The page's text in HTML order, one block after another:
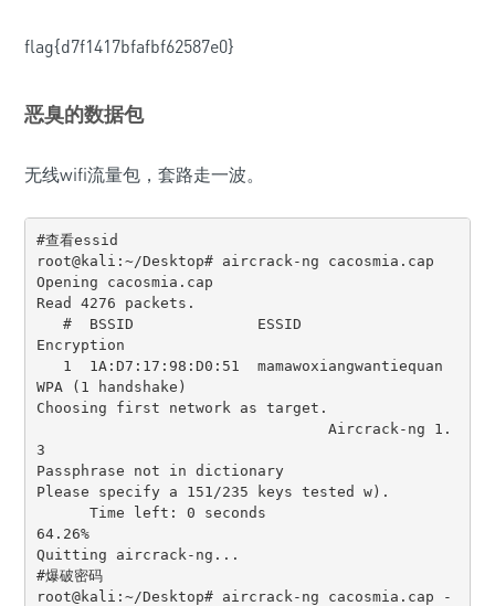
flag{d7f1417bfafbf62587e0}
恶臭的数据包
无线wifi流量包，套路走一波。
#查看essid
root@kali:~/Desktop# aircrack-ng cacosmia.cap
Opening cacosmia.cap
Read 4276 packets.
Encryption
WPA (1 handshake)
Choosing first network as target.
3
Passphrase not in dictionary
Please specify a 151/235 keys tested w).
64.26%
Quitting aircrack-ng...
#爆破密码
root@kali:~/Desktop# aircrack-ng cacosmia.cap -